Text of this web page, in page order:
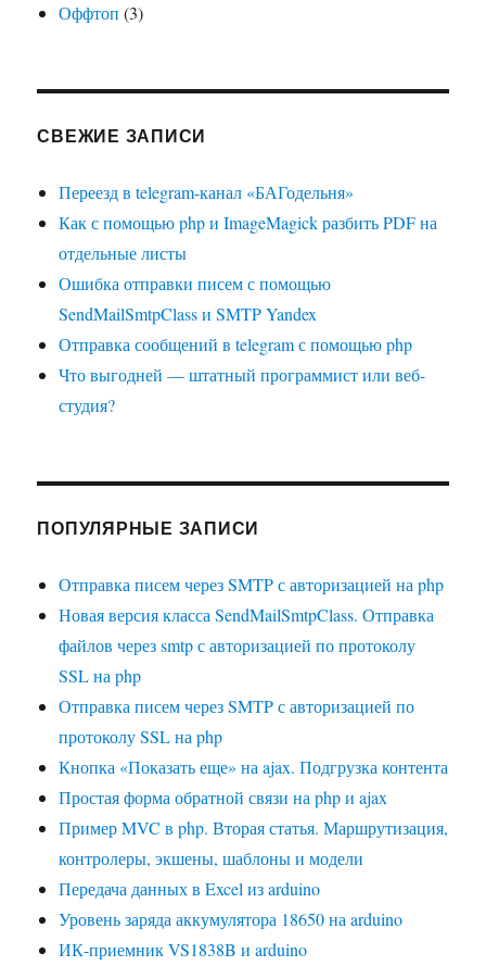
Оффтоп (3)
СВЕЖИЕ ЗАПИСИ
Переезд в telegram-канал «БАГодельня»
Как с помощью php и ImageMagick разбить PDF на
отдельные листы
Ошибка отправки писем с помощью
SendMailSmtpClass и SMTP Yandex
Отправка сообщений в telegram с помощью php
Что выгодней — штатный программист или веб-
студия?
ПОПУЛЯРНЫЕ ЗАПИСИ
Отправка писем через SMTP с авторизацией на php
Новая версия класса SendMailSmtpClass. Отправка
файлов через smtp с авторизацией по протоколу
SSL на php
Отправка писем через SMTP с авторизацией по
протоколу SSL на php
Кнопка «Показать еще» на ajax. Подгрузка контента
Простая форма обратной связи на php и ajax
Пример MVC в php. Вторая статья. Маршрутизация,
контролеры, экшены, шаблоны и модели
Передача данных в Excel из arduino
Уровень заряда аккумулятора 18650 на arduino
ИК-приемник VS1838B и arduino